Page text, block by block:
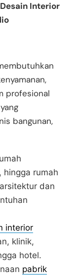
Interior
profesional
bangunan,
, hingga rumah
dan
interior
klinik,
hotel.
pabrik